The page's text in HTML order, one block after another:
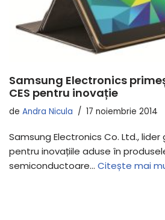
Samsung Electronics
CES pentru inovație
de Andra Nicula 17 noiembrie 2014
Samsung Electronics Co. Ltd.,
pentru inovațiile aduse în
semiconductoare… Citește mai